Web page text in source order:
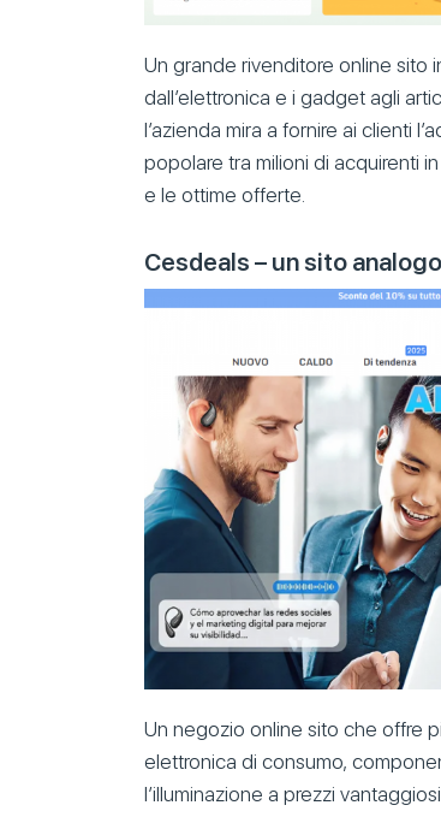
Un grande rivenditore online sito
dall’elettronica e i gadget agli
l’azienda mira a fornire ai clienti
popolare tra milioni di acquirenti
e le ottime offerte.
Cesdeals – un sito
Un negozio online sito che offre
elettronica di consumo,
l’illuminazione a prezzi